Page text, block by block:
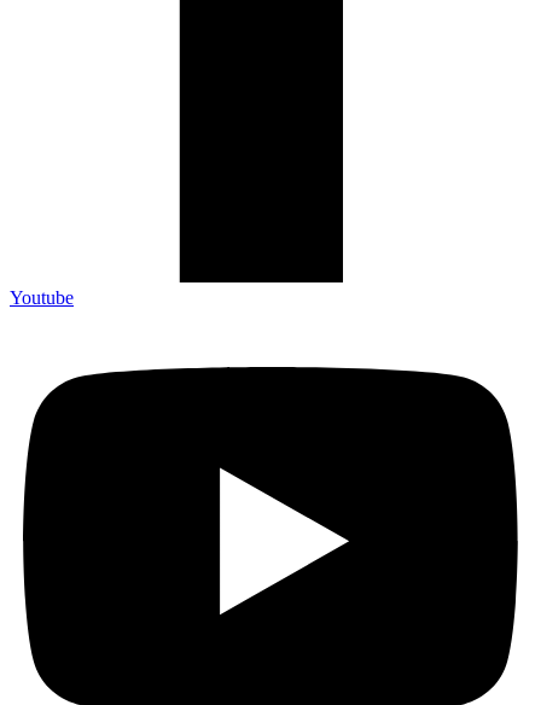
Youtube